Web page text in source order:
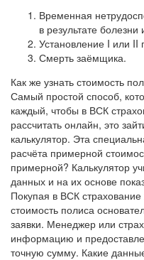
Временная
в результате болезни
Установление I или II
Смерть заёмщика.
Как же узнать стоимость
Самый простой способ,
каждый, чтобы в ВСК
рассчитать онлайн, это
калькулятор. Эта
расчёта примерной
примерной? Калькулятор
данных и на их основе
Покупая в ВСК
стоимость полиса
заявки. Менеджер или
информацию и
точную сумму. Какие